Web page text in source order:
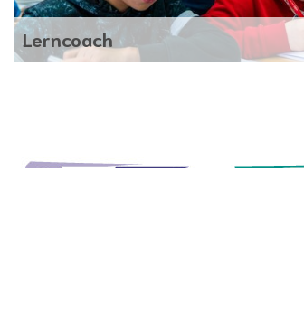
Lerncoach